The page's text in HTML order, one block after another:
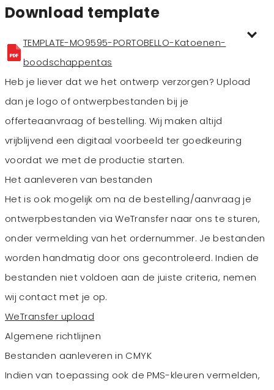
Download template
TEMPLATE-MO9595-PORTOBELLO-Katoenen-
boodschappentas
Heb je liever dat we het ontwerp verzorgen? Upload
dan je logo of ontwerpbestanden bij je
offerteaanvraag of bestelling. Wij maken altijd
vrijblijvend een digitaal voorbeeld ter goedkeuring
voordat we met de productie starten.
Het aanleveren van bestanden
Het is ook mogelijk om na de bestelling/aanvraag je
ontwerpbestanden via WeTransfer naar ons te sturen,
onder vermelding van het ordernummer. Je bestanden
worden handmatig door ons gecontroleerd. Indien de
bestanden niet voldoen aan de juiste criteria, nemen
wij contact met je op.
WeTransfer upload
Algemene richtlijnen
Bestanden aanleveren in CMYK
Indien van toepassing ook de PMS-kleuren vermelden,